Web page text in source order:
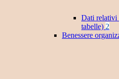
Dati relativi
tabelle) 2
Benessere